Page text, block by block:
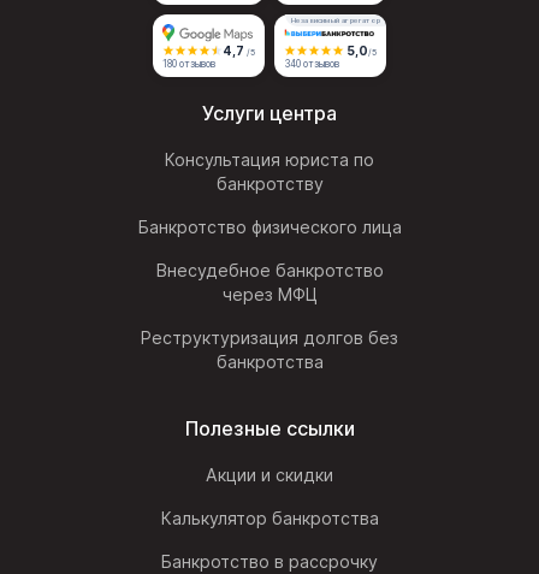
4,7 /5
180 отзывов
Независимый агрегатор
5,0/5
340 отзывов
Услуги центра
Консультация юриста по
банкротству
Банкротство физического лица
Внесудебное банкротство
через МФЦ
Реструктуризация долгов без
банкротства
Полезные ссылки
Акции и скидки
Калькулятор банкротства
Банкротство в рассрочку